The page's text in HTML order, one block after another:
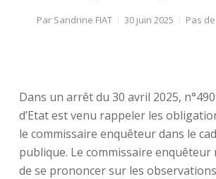
Par Sandrine FIAT 30 juin 2025 Pas
Dans un arrêt du 30 avril 2025,
d’Etat est venu rappeler les
le commissaire enquêteur dans le
publique. Le commissaire
de se prononcer sur les